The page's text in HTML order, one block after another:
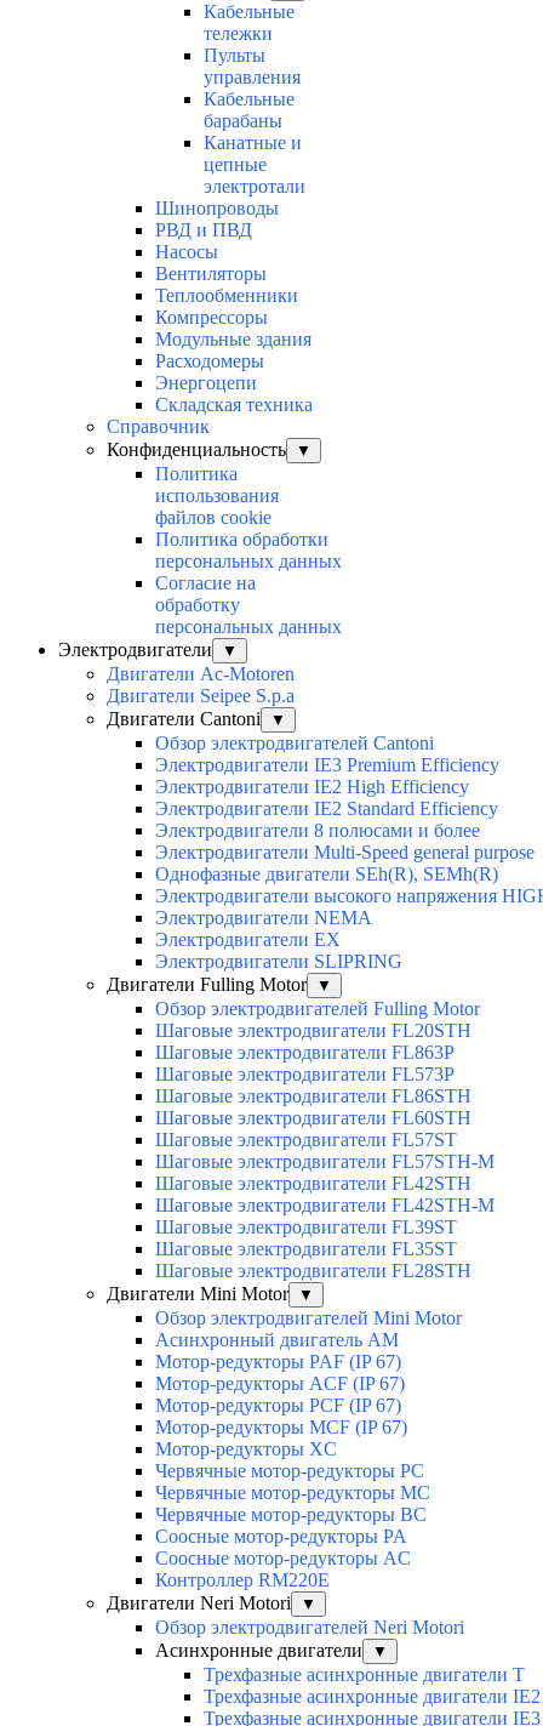
Кабельные
тележки
Пульты
управления
Кабельные
барабаны
Канатные и
цепные
электротали
Шинопроводы
РВД и ПВД
Насосы
Вентиляторы
Теплообменники
Компрессоры
Модульные здания
Расходомеры
Энергоцепи
Складская техника
Справочник
Конфиденциальность
▼
Политика
использования
файлов cookie
Политика обработки
персональных данных
Согласие на
обработку
персональных данных
Электродвигатели
▼
Двигатели Ac-Motoren
Двигатели Seipee S.p.a
Двигатели Cantoni
▼
Обзор электродвигателей Cantoni
Электродвигатели IE3 Premium Efficiency
Электродвигатели IE2 High Efficiency
Электродвигатели IE2 Standard Efficiency
Электродвигатели 8 полюсами и более
Электродвигатели Multi-Speed general purpose
Однофазные двигатели SEh(R), SEMh(R)
Электродвигатели высокого напряжения
Электродвигатели NEMA
Электродвигатели EX
Электродвигатели SLIPRING
Двигатели Fulling Motor
▼
Обзор электродвигателей Fulling Motor
Шаговые электродвигатели FL20STH
Шаговые электродвигатели FL863P
Шаговые электродвигатели FL573P
Шаговые электродвигатели FL86STH
Шаговые электродвигатели FL60STH
Шаговые электродвигатели FL57ST
Шаговые электродвигатели FL57STH-M
Шаговые электродвигатели FL42STH
Шаговые электродвигатели FL42STH-M
Шаговые электродвигатели FL39ST
Шаговые электродвигатели FL35ST
Шаговые электродвигатели FL28STH
Двигатели Mini Motor
▼
Обзор электродвигателей Mini Motor
Асинхронный двигатель AM
Мотор-редукторы PAF (IP 67)
Мотор-редукторы ACF (IP 67)
Мотор-редукторы PCF (IP 67)
Мотор-редукторы MCF (IP 67)
Мотор-редукторы XC
Червячные мотор-редукторы PC
Червячные мотор-редукторы MC
Червячные мотор-редукторы BC
Соосные мотор-редукторы PA
Соосные мотор-редукторы AC
Контроллер RM220E
Двигатели Neri Motori
▼
Обзор электродвигателей Neri Motori
Асинхронные двигатели
▼
Трехфазные асинхронные двигатели Т
Трехфазные асинхронные двигатели
Трехфазные асинхронные двигатели